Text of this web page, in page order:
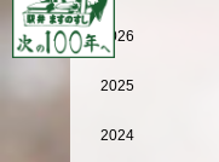
2026
2025
2024